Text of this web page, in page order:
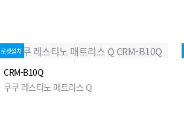
로켓설치
CRM-B10Q
쿠쿠 레스티노 매트리스 Q